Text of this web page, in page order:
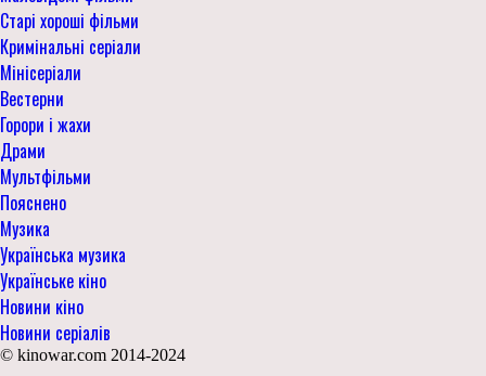
Старі хороші фільми
Кримінальні серіали
Мінісеріали
Вестерни
Горори і жахи
Драми
Мультфільми
Пояснено
Музика
Українська музика
Українське кіно
Новини кіно
Новини серіалів
© kinowar.com 2014-2024